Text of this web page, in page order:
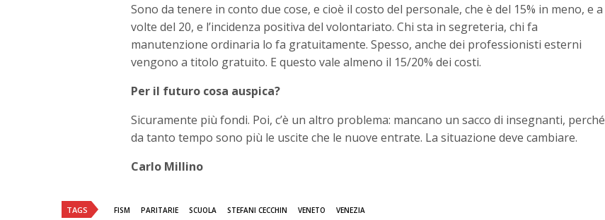
Sono da tenere in conto due cose, e cioè il costo del personale, che è del 15% in meno, e a
volte del 20, e l’incidenza positiva del volontariato. Chi sta in segreteria, chi fa
manutenzione ordinaria lo fa gratuitamente. Spesso, anche dei professionisti esterni
vengono a titolo gratuito. E questo vale almeno il 15/20% dei costi.
Per il futuro cosa auspica?
Sicuramente più fondi. Poi, c’è un altro problema: mancano un sacco di insegnanti, perché
da tanto tempo sono più le uscite che le nuove entrate. La situazione deve cambiare.
Carlo Millino
TAGS FISM PARITARIE SCUOLA STEFANI CECCHIN VENETO VENEZIA